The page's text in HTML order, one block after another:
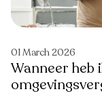
01 March 2026
Wanneer heb